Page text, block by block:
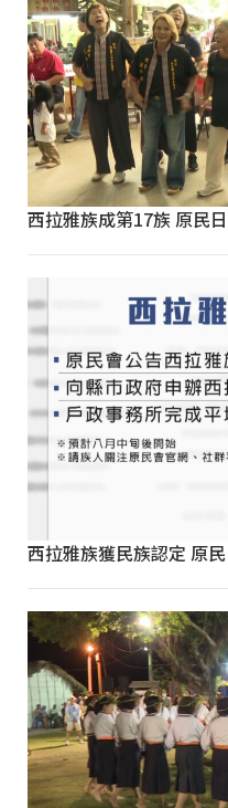
西拉雅族成第17族 原民
西拉雅族獲民族認定 原